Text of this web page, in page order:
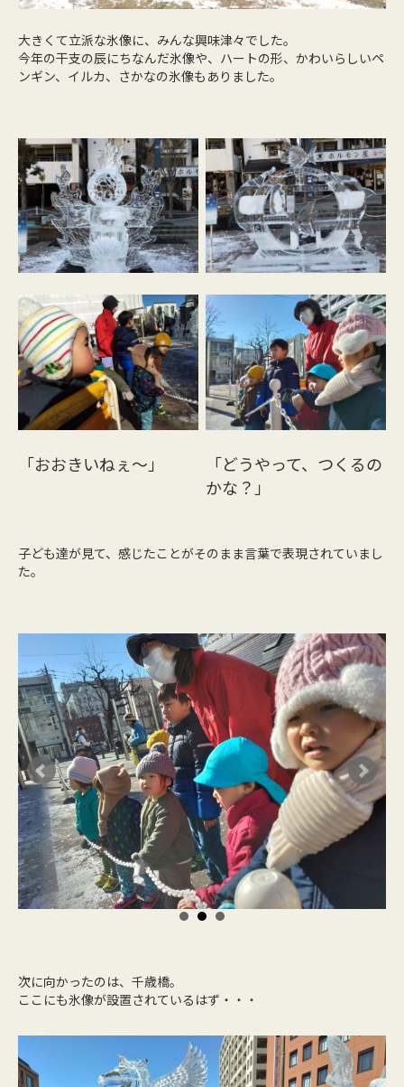
大きくて立派な氷像に、みんな興味津々でした。
今年の干支の辰にちなんだ氷像や、ハートの形、かわいらしいペ
ンギン、イルカ、さかなの氷像もありました。
「おおきいねぇ～」
「どうやって、つくるの
かな？」
子ども達が見て、感じたことがそのまま言葉で表現されていまし
た。
次に向かったのは、千歳橋。
ここにも氷像が設置されているはず・・・